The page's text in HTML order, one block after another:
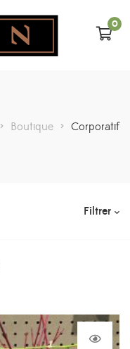
0
> Boutique > Corporatif
Filtrer